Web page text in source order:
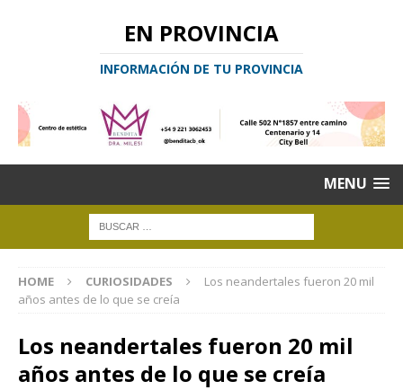
EN PROVINCIA
INFORMACIÓN DE TU PROVINCIA
MENU
HOME CURIOSIDADES
Los neandertales fueron 20 mil
años antes de lo que se creía
Los neandertales fueron 20 mil
años antes de lo que se creía